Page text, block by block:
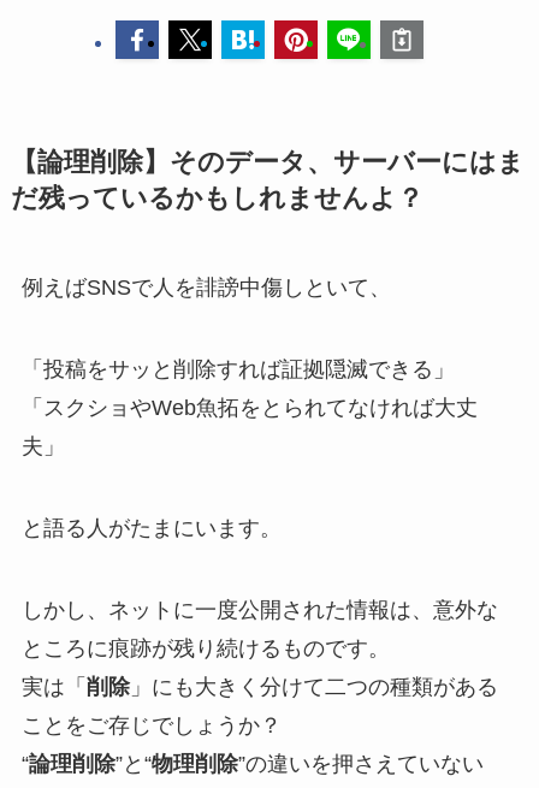
【論理削除】そのデータ、サーバーにはま
だ残っているかもしれませんよ？
例えばSNSで人を誹謗中傷しといて、
「投稿をサッと削除すれば証拠隠滅できる」
「スクショやWeb魚拓をとられてなければ大丈
夫」
と語る人がたまにいます。
しかし、ネットに一度公開された情報は、意外な
ところに痕跡が残り続けるものです。
実は「 削除」にも大きく分けて二つの種類がある
ことをご存じでしょうか？
“論理削除”と“物理削除”の違いを押さえていない